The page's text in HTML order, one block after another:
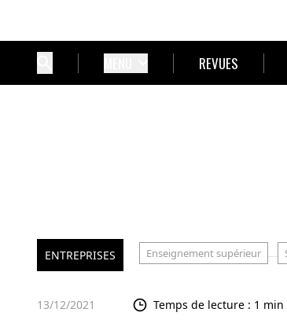
REVUES
ENTREPRISES Enseignement supérieur
13/12/2021 Temps de lecture : 1 min